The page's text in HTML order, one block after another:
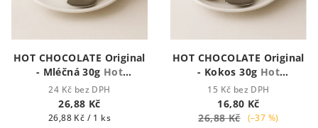
HOT CHOCOLATE Original
- Mléčná 30g Hot
Chocolate - Houstnoucí
krémová čokoláda
24 Kč bez DPH
26,88 Kč
Měrná
26,88 Kč / 1 ks
HOT CHOCOLATE Original
- Kokos 30g Hot
Chocolate - Houstnoucí
krémová čokoláda
15 Kč bez DPH
16,80 Kč
26,88 Kč
(–37 %)